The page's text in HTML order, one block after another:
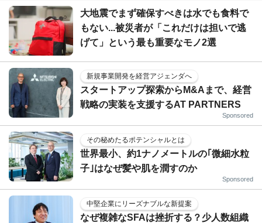
大地震でまず確保すべきは水でも食料で
もない...被災者が「これだけは担いで逃
げて」という最も重要なモノ2選
新規事業開発を経営アジェンダへ
スタートアップ探索からM&Aまで、経営
戦略の実装を支援するAT PARTNERS
Sponsored
その秘めたるポテンシャルとは
世界最小、約1ナノメートルの｢微細水粒
子｣はなぜ髪や肌を潤すのか
Sponsored
中堅企業にリーズナブルな新提案
なぜ複雑なSFAは挫折する？少人数組織